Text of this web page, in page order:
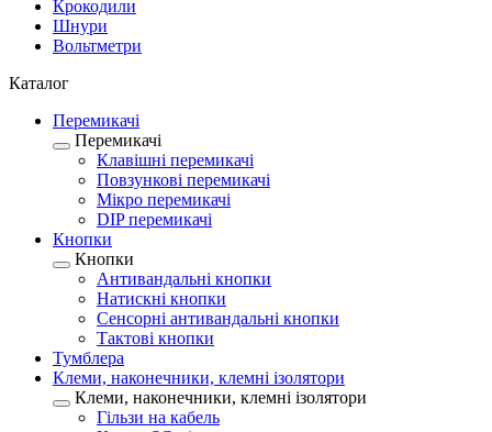
Крокодили
Шнури
Вольтметри
Каталог
Перемикачі
Перемикачі
Клавішні перемикачі
Повзункові перемикачі
Мікро перемикачі
DIP перемикачі
Кнопки
Кнопки
Антивандальні кнопки
Натискні кнопки
Сенсорні антивандальні кнопки
Тактові кнопки
Тумблера
Клеми, наконечники, клемні ізолятори
Клеми, наконечники, клемні ізолятори
Гільзи на кабель